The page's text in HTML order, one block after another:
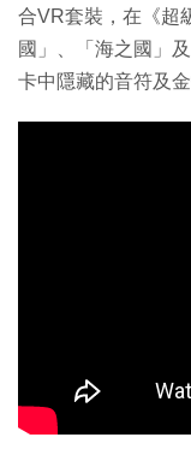
合VR套裝，在《超
國」、「海之國」
卡中隱藏的音符及金